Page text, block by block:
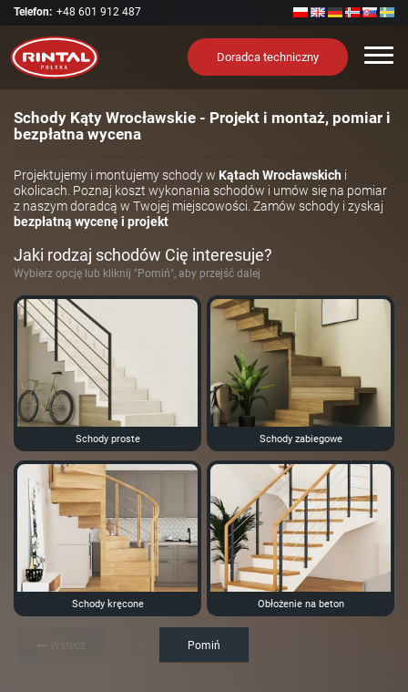
Telefon: +48 601 912 487
Doradca techniczny
Schody Kąty Wrocławskie - Projekt i montaż, pomiar i
bezpłatna wycena
Projektujemy i montujemy schody w Kątach Wrocławskich i
okolicach. Poznaj koszt wykonania schodów i umów się na pomiar
z naszym doradcą w Twojej miejscowości. Zamów schody i zyskaj
bezpłatną wycenę i projekt
Jaki rodzaj schodów Cię interesuje?
Wybierz opcję lub kliknij "Pomiń", aby przejść dalej
Schody proste Schody zabiegowe
Schody kręcone Obłożenie na beton
Pomiń